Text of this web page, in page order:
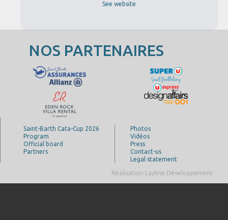
See website
NOS PARTENAIRES
Saint-Barth Cata-Cup 2026
Program
Official board
Partners
Photos
Vidéos
Press
Contact-us
Legal statement
Réalisation Layline Développement